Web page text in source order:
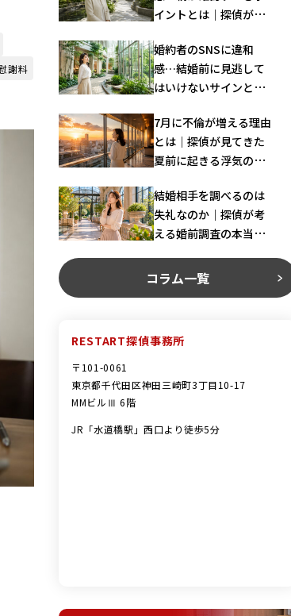
謝料
イントとは｜探偵が解
婚約者のSNSに違和
感…結婚前に見逃して
はいけないサインとは
7月に不倫が増える理由
とは｜探偵が見てきた
夏前に起きる浮気の共
結婚相手を調べるのは
失礼なのか｜探偵が考
える婚前調査の本当の
コラム一覧
RESTART探偵事務所
〒101-0061
東京都千代田区神田三崎町3丁目10-17
MMビルⅢ 6階
JR「水道橋駅」西口より徒歩5分